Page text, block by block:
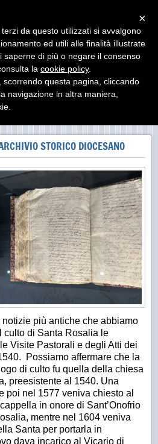
Agrigento
di Agrigento ha sede presso il
STORICO DIOCESANO
più antiche che abbiamo
culto di Santa Rosalia le
Visite Pastorali e degli Atti dei
Possiamo affermare che la
di culto fu quella della chiesa
preesistente al 1540. Una
poi nel 1577 veniva chiesto al
in onore di Sant’Onofrio
mentre nel 1604 veniva
Santa per portarla in
dava incarico al Vicario di
×
da questo utilizzati si avvalgono
ed utili alle finalità illustrate
saperne di più o negare il consenso
la cookie policy.
questa pagina, cliccando
navigazione in altra maniera,